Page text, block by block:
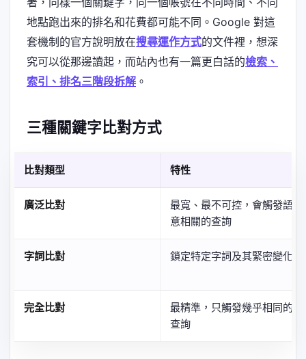
地點跑出來的排名和花費都可能不同。Google 對這
套機制的官方說明放在搜尋運作方式的文件裡，想深
究可以從那邊讀起，而站內也有一篇更白話的檢索、
索引、排名三階段拆解 。
三種關鍵字比對方式
比對類型 特性
廣泛比對
最寬、最不可控，會觸發語
意相關的查詢
字詞比對 鎖定特定字詞及其緊密變化
完全比對
最精準，只觸發幾乎相同的
查詢